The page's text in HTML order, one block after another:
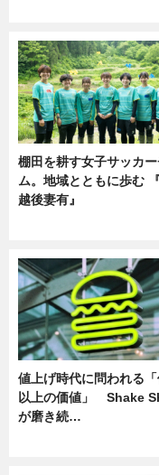
棚田を耕す女子サッカ
ム。地域とともに歩む
越後妻有』
値上げ時代に問われる
以上の価値」 Shake
が磨き続…